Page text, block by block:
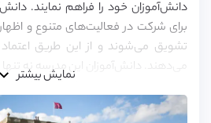
برای شرکت در فعالیت‌های متنوع و
تشویق می‌شوند و از این طریق
می‌دهند. دانش‌آموزان این مدرسه نه تنها
شخصیتی نیز پیشرفت چشمگیری دارند و
جامعه تسهیل می‌کند.
نمایش بیشتر